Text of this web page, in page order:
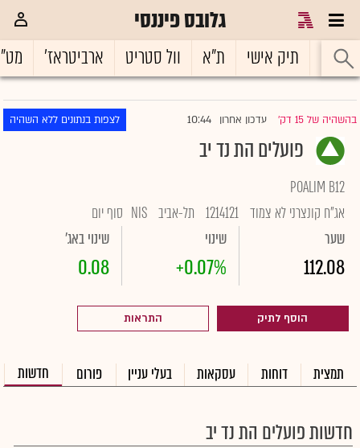
גלובס פיננסי
ראשי תיק אישי ת"א וול סטריט ארביטראז'
בהשהיה של 15 דק' |עדכון אחרון 10:44 לצפות בנתונים ללא השהיה
פועלים הת נד יב
POALIM B12
אג"ח קונצרני לא צמוד 1214121 תל-אביב NIS סוף יום
שער
112.08
שינוי
+0.07%
שינוי באג'
0.08
הוסף לתיק התראות
תמצית דוחות עסקאות בעלי עניין פורום חדשות
חדשות פועלים הת נד יב